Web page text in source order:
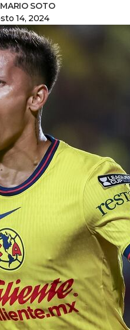
MARIO SOTO
14, 2024